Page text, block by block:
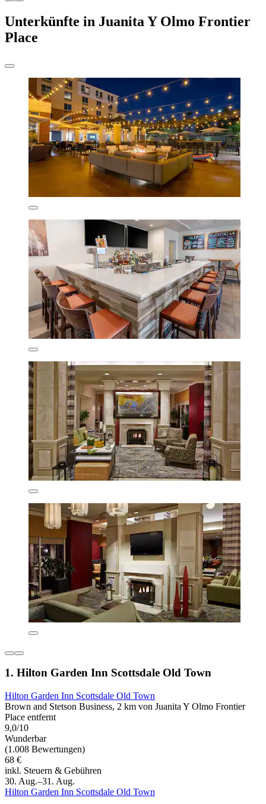
Unterkünfte in Juanita Y Olmo Frontier
Place
1. Hilton Garden Inn Scottsdale Old Town
Hilton Garden Inn Scottsdale Old Town
Brown and Stetson Business, 2 km von Juanita Y Olmo Frontier
Place entfernt
9,0/10
Wunderbar
(1.008 Bewertungen)
68 €
inkl. Steuern & Gebühren
30. Aug.–31. Aug.
Hilton Garden Inn Scottsdale Old Town